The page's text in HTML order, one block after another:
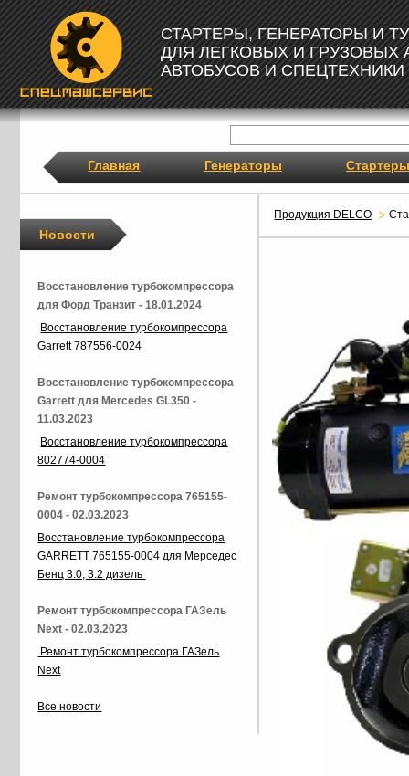
СТАРТЕРЫ, ГЕНЕРАТОРЫ И
ДЛЯ ЛЕГКОВЫХ И ГРУЗОВЫХ
АВТОБУСОВ И СПЕЦТЕХНИКИ
Главная Генераторы Стартеры
Продукция DELCO
Новости
Восстановление турбокомпрессора
для Форд Транзит - 18.01.2024
Восстановление турбокомпрессора
Garrett 787556-0024
Восстановление турбокомпрессора
Garrett для Mercedes GL350 -
11.03.2023
Восстановление турбокомпрессора
802774-0004
Ремонт турбокомпрессора 765155-
0004 - 02.03.2023
Восстановление турбокомпрессора
GARRETT 765155-0004 для Мерседес
Бенц 3.0, 3.2 дизель
Ремонт турбокомпрессора ГАЗель
Next - 02.03.2023
Ремонт турбокомпрессора ГАЗель
Next
Все новости